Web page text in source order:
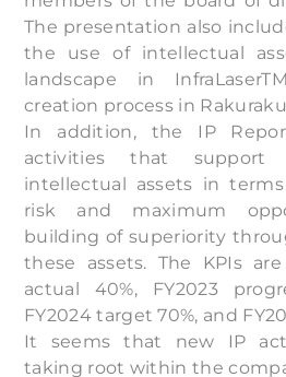
The presentation also
the use of intellectual
landscape in
creation process in
In addition, the IP
activities that
intellectual assets in
risk and maximum
building of superiority
these assets. The KPIs
actual 40%, FY2023
FY2024 target 70%, and
It seems that new IP
taking root within the